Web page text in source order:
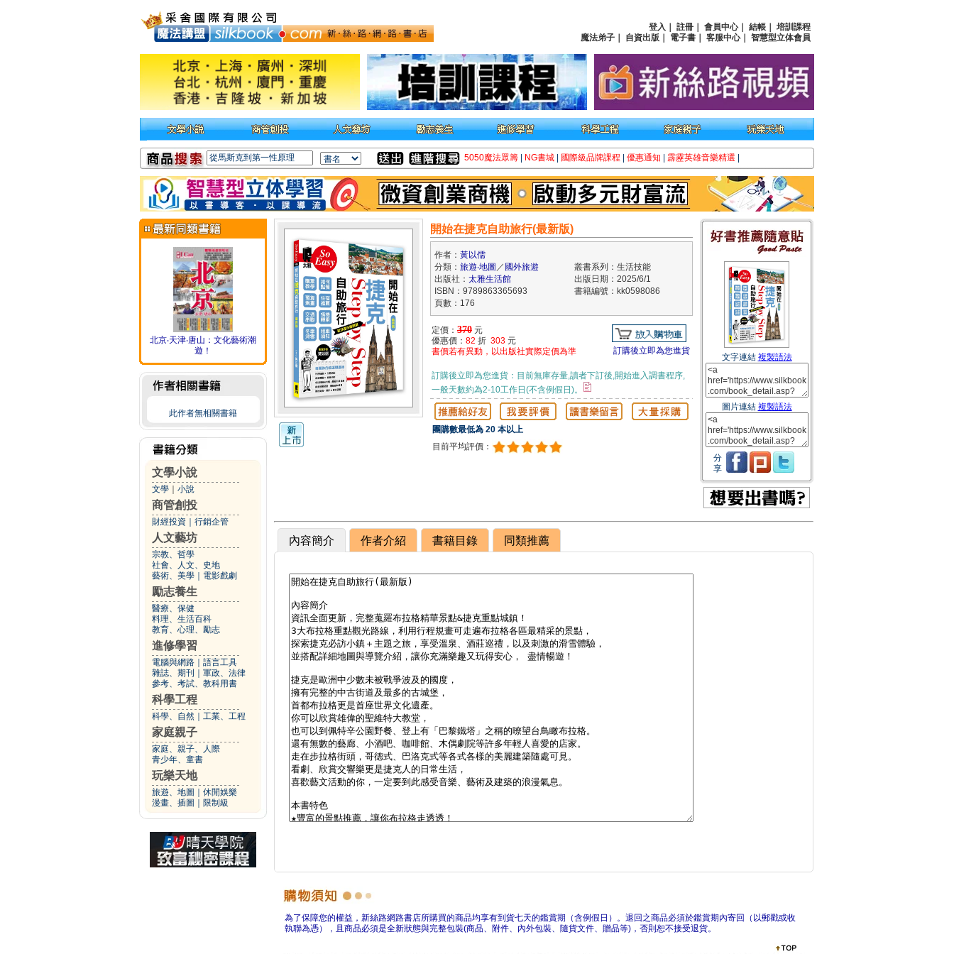
登入 註冊 會員中心｜ 結帳
培訓課程
魔法弟子
自資出版 電子書 客服中心｜ 智慧型立体會員
5050魔法眾籌 NG書城 國際級品牌課程 優惠通知 霹靂英雄音樂精選
北京‧天津‧唐山：文化藝術潮
遊！
此作者無相關書籍
文學小說
文學 小說
商管創投
財經投資 行銷企管
人文藝坊
宗教、哲學
社會、人文、史地
藝術、美學
電影戲劇
勵志養生
醫療、保健
料理、生活百科
教育、心理、勵志
進修學習
電腦與網路
語言工具
雜誌、期刊
軍政、法律
參考、考試、教科用書
科學工程
科學、自然 工業、工程
家庭親子
家庭、親子、人際
青少年、童書
玩樂天地
旅遊、地圖
休閒娛樂
漫畫、插圖
限制級
開始在捷克自助旅行(最新版)
作者： 黃以儒
分類： 旅遊‧地圖 ／ 國外旅遊
叢書系列：生活技能
出版社： 太雅生活館
出版日期：2025/6/1
ISBN：9789863365693
書籍編號：kk0598086
頁數：176
定價： 370 元
優惠價： 82 折 303 元
書價若有異動，以出版社實際定價為準
訂購後立即為您進貨
訂購後立即為您進貨：目前無庫存量,讀者下訂後,開始進入調書程序,
一般天數約為2-10工作日(不含例假日)。
團購數最低為 20 本以上
目前平均評價：
文字連結 複製語法
圖片連結 複製語法
分
享
內容簡介 作者介紹 書籍目錄 同類推薦
為了保障您的權益，新絲路網路書店所購買的商品均享有到貨七天的鑑賞期（含例假日）。退回之商品必須於鑑賞期內寄回（以郵戳或收
執聯為憑），且商品必須是全新狀態與完整包裝(商品、附件、內外包裝、隨貨文件、贈品等)，否則恕不接受退貨。